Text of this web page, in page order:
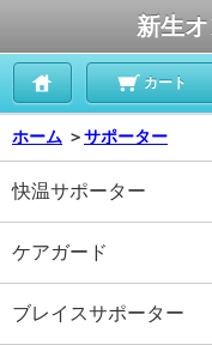
新生
カート
ホーム ＞サポーター
快温サポーター
ケアガード
ブレイスサポーター